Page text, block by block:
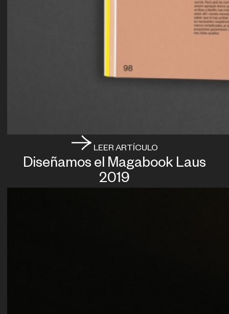
LEER ARTÍCULO
Diseñamos el Magabook Laus
2019